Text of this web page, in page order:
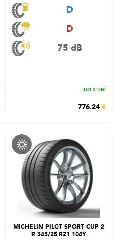
D
D
75 dB
DO 3 DNÍ
776.24 €
MICHELIN PILOT SPORT CUP 2
R 345/25 R21 104Y